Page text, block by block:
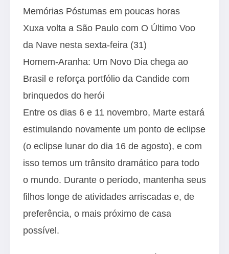
Memórias Póstumas em poucas horas
Xuxa volta a São Paulo com O Último Voo
da Nave nesta sexta-feira (31)
Homem-Aranha: Um Novo Dia chega ao
Brasil e reforça portfólio da Candide com
brinquedos do herói
Entre os dias 6 e 11 novembro, Marte estará
estimulando novamente um ponto de eclipse
(o eclipse lunar do dia 16 de agosto), e com
isso temos um trânsito dramático para todo
o mundo. Durante o período, mantenha seus
filhos longe de atividades arriscadas e, de
preferência, o mais próximo de casa
possível.